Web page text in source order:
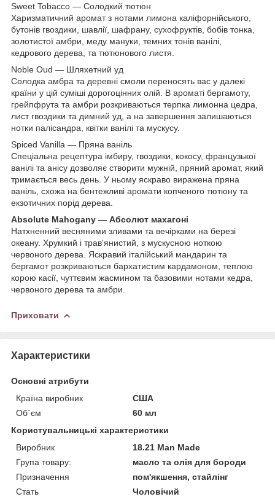
Sweet Tobacco — Солодкий тютюн
Харизматичний аромат з нотами лимона каліфорнійського,
бутонів гвоздики, шавлії, шафрану, сухофруктів, бобів тонка,
золотистої амбри, меду мануки, темних тонів ванілі,
кедрового дерева, та тютюнового листя.
Noble Oud — Шляхетний уд
Солодка амбра та деревні смоли переносять вас у далекі
країни у цій суміші дорогоцінних олій. В ароматі бергамоту,
грейпфрута та амбри розкриваються терпка лимонна цедра,
лист гвоздики та димний уд, а на завершення залишаються
нотки палісандра, квітки ванілі та мускусу.
Spiced Vanilla — Пряна ваніль
Спеціальна рецептура імбиру, гвоздики, кокосу, французької
ванілі та анісу дозволяє створити мужній, пряний аромат, який
тримається весь день. У ньому яскраво виражена пряна
ваніль, схожа на бентежливі аромати копченого тютюну та
екзотичних порід дерева.
Absolute Mahogany — Абсолют махагоні
Натхненний весняними зливами та вечірками на березі
океану. Хрумкий і трав'янистий, з мускусною ноткою
червоного дерева. Яскравий італійський мандарин та
бергамот розкриваються бархатистим кардамоном, теплою
корою касії, чуттєвим жасмином та базовими нотами кедра,
червоного дерева та амбри.
Приховати
Характеристики
Основні атрибути
Країна виробник
США
Об`єм
60 мл
Користувальницькі характеристики
Виробник
18.21 Man Made
Група товару:
масло та олія для бороди
Призначення
пом'якшення, стайлінг
Стать
Чоловічий